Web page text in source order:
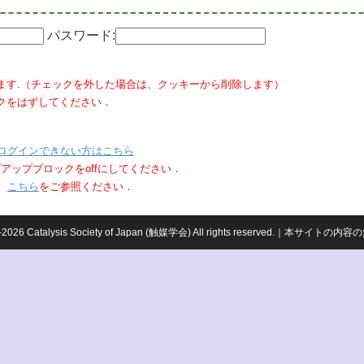
パスワード:
.（チェックを外した場合は、クッキーから削除します）
はずしてください．
グインできない方はこちら
ップブロックをoffにしてください．
こちら をご参照ください．
Catalysis Society of Japan (触媒学会) All rights reserved.｜本サイトの内容